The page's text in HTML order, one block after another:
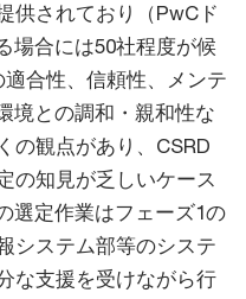
供されており（PwCド
場合には50社程度が候
合性、信頼性、メンテ
境との調和・親和性な
の観点があり、CSRD
の知見が乏しいケース
選定作業はフェーズ1の
システム部等のシステ
な支援を受けながら行